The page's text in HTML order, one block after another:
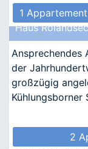
1
Haus
Ansprechendes
der
großzügig
Kühlungsborner
2